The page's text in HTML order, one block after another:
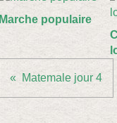
Marche populaire
Matemale jour 4